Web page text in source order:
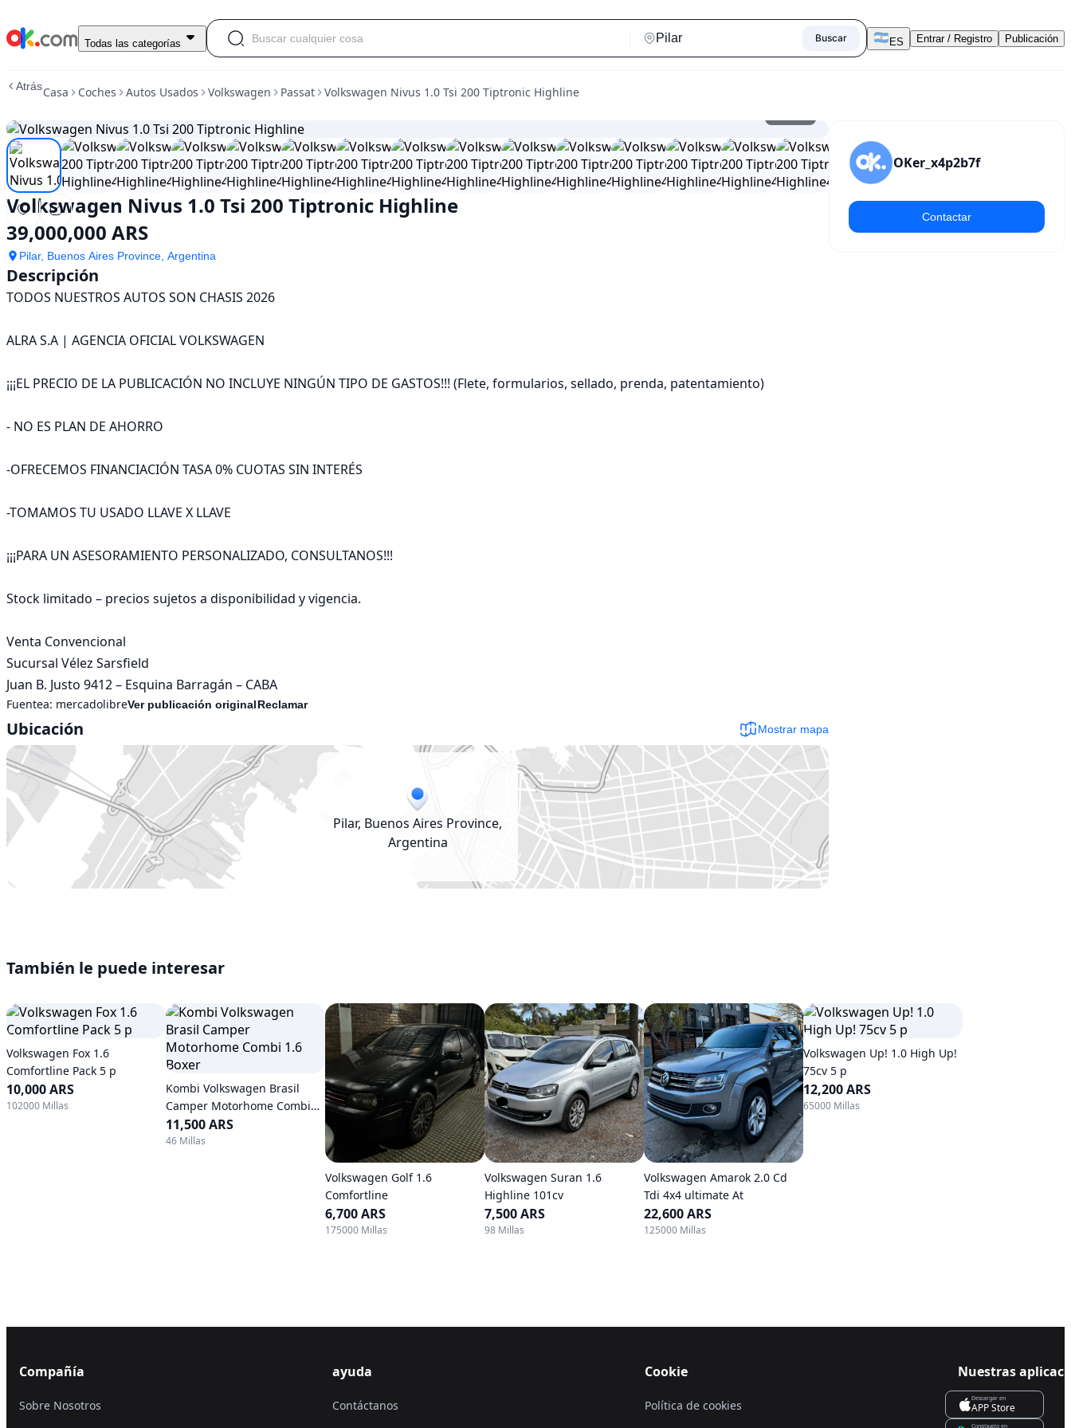
Usado
1.0
200
Tiptronic
Highline
En
venta
39,000,000
ARS
Todas las categorías Buscar ES Entrar / Registro Publicación
AtrásCasa Coches Autos Usados Volkswagen Passat Volkswagen Nivus 1.0 Tsi 200 Tiptronic Highline
Volkswagen Nivus 1.0 Tsi 200 Tiptronic Highline
39,000,000 ARS
Pilar, Buenos Aires Province, Argentina
Descripción
TODOS NUESTROS AUTOS SON CHASIS 2026
ALRA S.A | AGENCIA OFICIAL VOLKSWAGEN
¡¡¡EL PRECIO DE LA PUBLICACIÓN NO INCLUYE NINGÚN TIPO DE GASTOS!!! (Flete, formularios, sellado, prenda, patentamiento)
- NO ES PLAN DE AHORRO
-OFRECEMOS FINANCIACIÓN TASA 0% CUOTAS SIN INTERÉS
-TOMAMOS TU USADO LLAVE X LLAVE
¡¡¡PARA UN ASESORAMIENTO PERSONALIZADO, CONSULTANOS!!!
Stock limitado – precios sujetos a disponibilidad y vigencia.
Venta Convencional
Sucursal Vélez Sarsfield
Juan B. Justo 9412 – Esquina Barragán – CABA
Fuentea: mercadolibreVer publicación originalReclamar
Ubicación Mostrar mapa
Pilar, Buenos Aires Province,
Argentina
OKer_x4p2b7f
Contactar
También le puede interesar
Volkswagen Fox 1.6
Comfortline Pack 5 p
10,000 ARS
102000 Millas
Kombi Volkswagen Brasil
Camper Motorhome Combi
1.6 Boxer
11,500 ARS
46 Millas
Volkswagen Golf 1.6
Comfortline
6,700 ARS
175000 Millas
Volkswagen Suran 1.6
Highline 101cv
7,500 ARS
98 Millas
Volkswagen Amarok 2.0 Cd
Tdi 4x4 ultimate At
22,600 ARS
125000 Millas
Volkswagen Up! 1.0 High Up!
75cv 5 p
12,200 ARS
65000 Millas
Compañía
Sobre Nosotros
ayuda
Contáctanos
Cookie
Política de cookies
Nuestras
Descargar en
APP Store
Consíguelo en